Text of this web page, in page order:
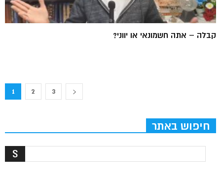
קבלה – אתה חשמונאי או יווני?
1 2 3
חיפוש באתר